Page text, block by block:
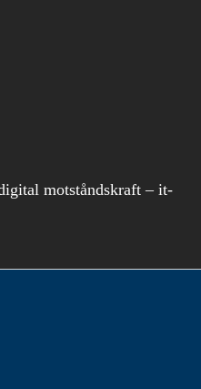
motståndskraft – it-